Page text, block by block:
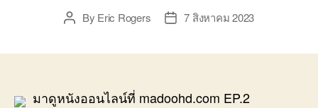
PostBy Eric Rogers
Post7 สิงหาคม 2023
มาดูหนังออนไลน์ที่ madoohd.com EP.2